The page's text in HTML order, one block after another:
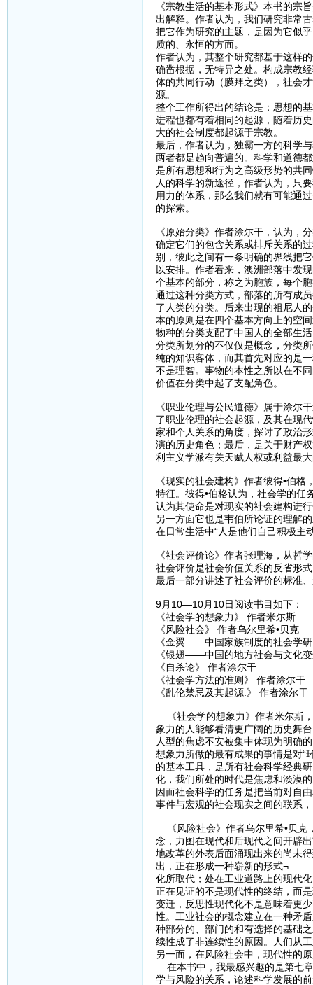
《宗教生活的基本形式》本书的宗
出解释。作者认为，我们研究非常
把它作为研究的主题，是因为它似
质的、永恒的方面。
作者认为，其整个研究都基于这样
确凿根据，无特异之处。构成宗教
体的共同行动（膜拜之类），社会
源。
整个工作所得出的结论是：思想的
进程也都有着相同的起源，随着历
大的社会制度都起源于宗教。
最后，作者认为，独霸一方的科学
两者都是趋向普遍的。科学和道德
是所有思想和行为之高级形势的共
人的科学的新途径，作者认为，只
用力的体系，那么我们就有可能通
的探索。
《原始分类》作者涂尔干，认为，
确定它们的包含关系或排斥关系的
别，彼此之间有一条明确的界线把
以安排。作者看来，澳洲部落中发
个基本的部分，称之为胞族，每个
通过这种分类方式，部落的所有成
了人类的分类。后来出现的祖尼人
本的原则是在四个基本方向上的空
物种的分类支配了中国人的全部生
分类所划分的不仅仅是概念，分类
纯的知识客体，而其首先对应的是
不是理智。事物的本性之所以在不
价值在分类中起了支配角色。
《职业伦理与公民道德》属于涂尔
了职业伦理的社会起源，及其在现
家和个人关系的角度，探讨了政治
演的历史角色；最后，是关于财产
利主义学派有关天赋人权或利益最
《现实的社会建构》作者彼得•伯
特征。彼得•伯格认为，社会学的任
认为其使命是对现实的社会建构进
另一方面它也是韦伯所论证的理解
在日常生活中“人是他们自己积极主
《社会评价论》作者张理海，从哲
社会评价是社会价值关系的反省形
最后一部分讲述了社会评价的标准
9月10—10月10日阅读书目如下：
《社会学的想象力》 作者米尔斯
《风险社会》 作者乌尔里希•贝克
《金翼——中国家族制度的社会学
《银翅——中国的地方社会与文化
《自杀论》 作者涂尔干
《社会学方法的准则》 作者涂尔干
《乱伦禁忌及其起源.》 作者涂尔干
《社会学的想象力》作者米尔斯
象力的人能够看清更广阔的历史舞
人型的焦虑不安被集中体现为明确
想象力所做的最有成果的事情是对“
的基本工具，是所有社会科学经典
化，我们所处的时代是焦虑和淡漠
因而社会科学的任务是把当前对自
事件与宏观的社会现实之间的联系
《风险社会》作者乌尔里希•贝克
念，力图在现代和后现代之间开辟
地改革的外表后面涌现出来的尚未
出，正在形成一种崭新的形式¬——
化所取代；处在工业道路上的现代
正在见证的不是现代性的终结，而
变迁，反思性现代化不是意味着更
性。工业社会的概念建立在一种矛
种部分的、部门的和有选择的基础
续性成了非连续性的原因。人们从
另一面，在风险社会中，现代性的
在本书中，我最感兴趣的是第七
学与风险的关系，论述科学发展的